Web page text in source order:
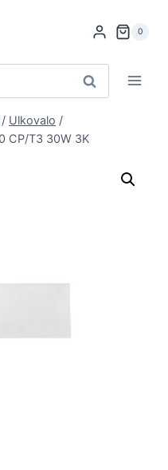
0
Haku
/ Ulkovalo /
CP/T3 30W 3K